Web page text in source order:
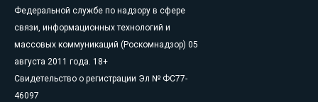
Федеральной службе по надзору в сфере
связи, информационных технологий и
массовых коммуникаций (Роскомнадзор) 05
августа 2011 года. 18+
Свидетельство о регистрации Эл № ФС77-
46097